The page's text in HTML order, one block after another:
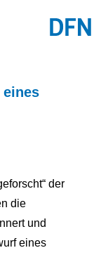
der
die
und
eines